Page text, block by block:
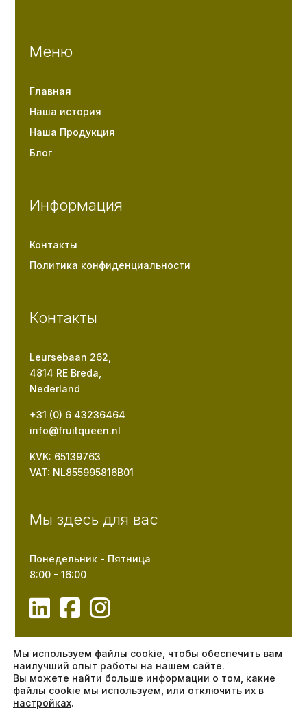
Меню
Главная
Наша история
Наша Продукция
Блог
Информация
Контакты
Политика конфиденциальности
Контакты
Leursebaan 262,
4814 RE Breda,
Nederland
+31 (0) 6 43236464
info@fruitqueen.nl
KVK: 65139763
VAT: NL855995816B01
Мы здесь для вас
Понедельник - Пятница
8:00 - 16:00
© 2024 | Fruit Queen
Мы используем файлы cookie, чтобы обеспечить вам
наилучший опыт работы на нашем сайте.
Вы можете найти больше информации о том, какие
файлы cookie мы используем, или отключить их в
настройках.